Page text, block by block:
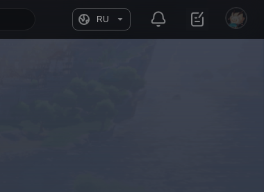
RU